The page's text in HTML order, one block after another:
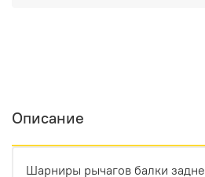
Описание
Шарниры рычагов балки